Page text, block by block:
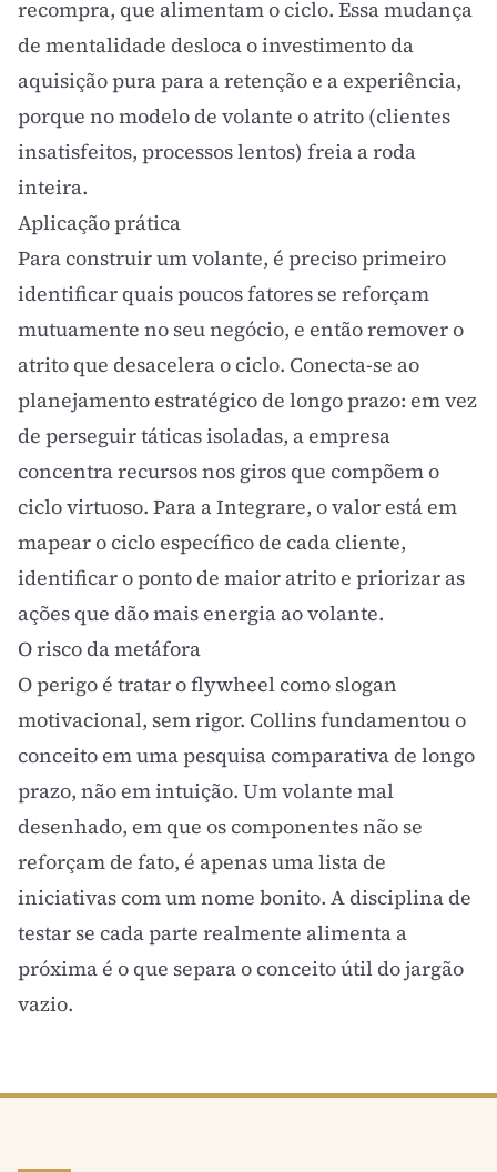
recompra, que alimentam o ciclo. Essa mudança
de mentalidade desloca o investimento da
aquisição pura para a retenção e a experiência,
porque no modelo de volante o atrito (clientes
insatisfeitos, processos lentos) freia a roda
inteira.
Aplicação prática
Para construir um volante, é preciso primeiro
identificar quais poucos fatores se reforçam
mutuamente no seu negócio, e então remover o
atrito que desacelera o ciclo. Conecta-se ao
planejamento estratégicode longo prazo: em vez
de perseguir táticas isoladas, a empresa
concentra recursos nos giros que compõem o
ciclo virtuoso. Para a Integrare, o valor está em
mapear o ciclo específico de cada cliente,
identificar o ponto de maior atrito e priorizar as
ações que dão mais energia ao volante.
O risco da metáfora
O perigo é tratar o flywheel como slogan
motivacional, sem rigor. Collins fundamentou o
conceito em uma pesquisa comparativa de longo
prazo, não em intuição. Um volante mal
desenhado, em que os componentes não se
reforçam de fato, é apenas uma lista de
iniciativas com um nome bonito. A disciplina de
testar se cada parte realmente alimenta a
próxima é o que separa o conceito útil do jargão
vazio.